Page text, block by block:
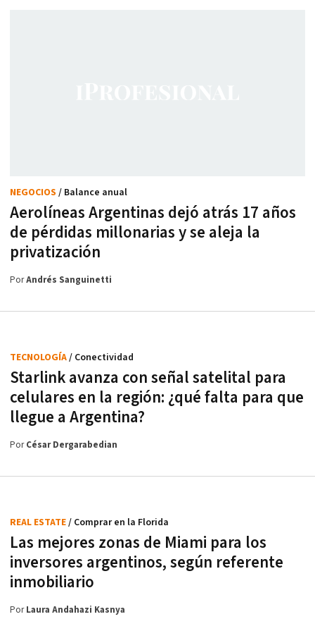
Aerolíneas Argentinas dejó atrás 17 años
de pérdidas millonarias y se aleja la
privatización
NEGOCIOS / Balance anual
PorAndrés Sanguinetti
Starlink avanza con señal satelital para
celulares en la región: ¿qué falta para que
llegue a Argentina?
TECNOLOGÍA/ Conectividad
PorCésar Dergarabedian
Las mejores zonas de Miami para los
inversores argentinos, según referente
inmobiliario
REAL ESTATE/ Comprar en la Florida
PorLaura Andahazi Kasnya